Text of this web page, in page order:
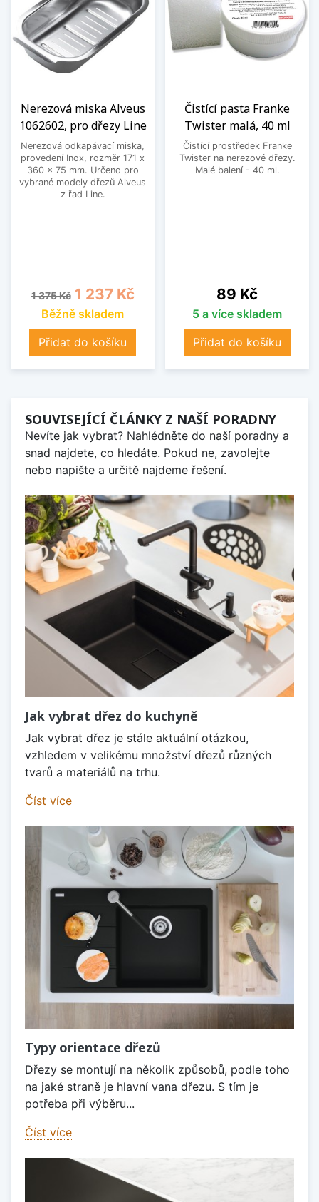
Nerezová miska Alveus
1062602, pro dřezy Line
Nerezová odkapávací miska,
provedení Inox, rozměr 171 x
360 x 75 mm. Určeno pro
vybrané modely dřezů Alveus
z řad Line.
Běžná cena
1 375 Kč Cena
1 237 Kč
Běžně skladem
Přidat do košíku
Čistící pasta Franke
Twister malá, 40 ml
Čistící prostředek Franke
Twister na nerezové dřezy.
Malé balení - 40 ml.
Cena
89 Kč
5 a více skladem
Přidat do košíku
SOUVISEJÍCÍ ČLÁNKY Z NAŠÍ PORADNY
Nevíte jak vybrat? Nahlédněte do naší poradny a
snad najdete, co hledáte. Pokud ne, zavolejte
nebo napište a určitě najdeme řešení.
Jak vybrat dřez do kuchyně
Jak vybrat dřez je stále aktuální otázkou,
vzhledem v velikému množství dřezů různých
tvarů a materiálů na trhu.
Číst více
Typy orientace dřezů
Dřezy se montují na několik způsobů, podle toho
na jaké straně je hlavní vana dřezu. S tím je
potřeba při výběru...
Číst více